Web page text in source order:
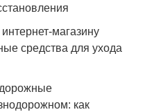
магазину
средства для ухода
как